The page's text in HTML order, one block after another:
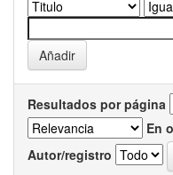
Resultados por página
En
Autor/registro